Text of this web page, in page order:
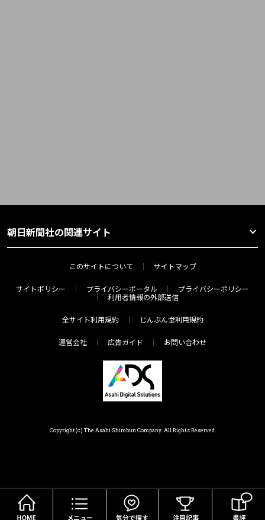
朝日新聞社の関連サイト
このサイトについて サイトマップ
サイトポリシー プライバシーポータル
プライバシーポリシー
利用者情報の外部送信
全サイト利用規約 じんぶん堂利用規約
運営会社 広告ガイド お問い合わせ
Copyright(c) The Asahi Shimbun Company. All Rights Reserved.